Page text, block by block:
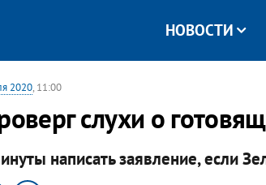
НОВОСТИ
2020, 11:00
слухи о
написать заявление, если